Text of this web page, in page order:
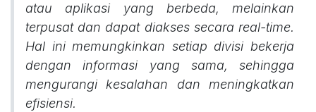
atau aplikasi yang berbeda, melainkan
terpusat dan dapat diakses secara real-time.
Hal ini memungkinkan setiap divisi bekerja
dengan informasi yang sama, sehingga
mengurangi kesalahan dan meningkatkan
efisiensi.